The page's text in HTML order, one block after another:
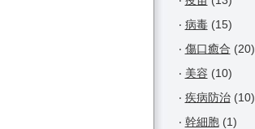
‧ 病毒(15)
‧ 傷口癒合 (20)
‧ 美容 (10)
‧ 疾病防治(10)
‧ 幹細胞(1)